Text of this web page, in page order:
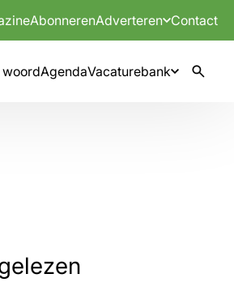
AbonnerenAdverteren Contact
woordAgendaVacaturebank